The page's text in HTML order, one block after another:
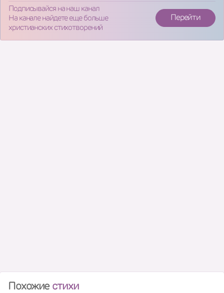
Подписывайся на наш канал
На канале найдете еще больше
христианских стихотворений
Перейти
Похожие стихи